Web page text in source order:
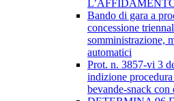
Bando di gara a
concessione
somministrazione,
automatici
Prot. n. 3857-vi 3
indizione
bevande-snack